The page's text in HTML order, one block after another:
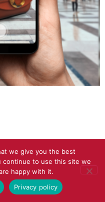
we give you the best
continue to use this site we
happy with it.
Privacy policy